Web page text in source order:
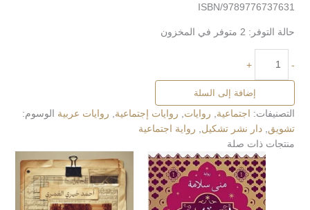
ISBN/9789776737631
حالة التوفر: 2 متوفر في المخزون
-
+
إضافة إلى السلة
التصنيفات: اجتماعية روايات روايات إجتماعية روايات عربية الوسوم:
تشويق دار نشر تشكيل
رواية اجتماعية
منتجات ذات صلة